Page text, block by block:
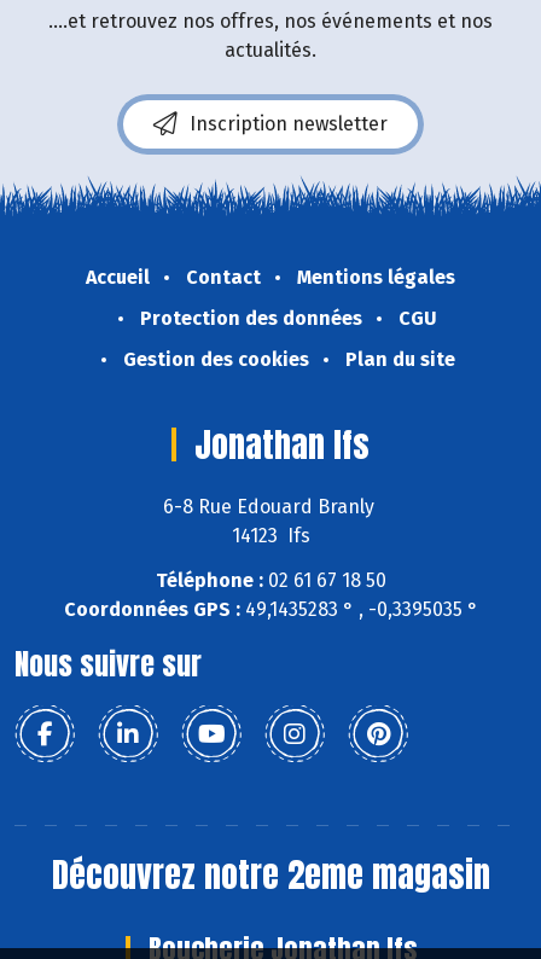
....et retrouvez nos offres, nos événements et nos
actualités.
Inscription newsletter
Accueil Contact
Mentions légales
Protection des données
CGU
Gestion des cookies
Plan du site
Jonathan Ifs
6-8 Rue Edouard Branly
14123 Ifs
Téléphone :02 61 67 18 50
Coordonnées GPS :49,1435283 ° , -0,3395035 °
Nous suivre sur
Découvrez notre 2eme magasin
Boucherie Jonathan Ifs